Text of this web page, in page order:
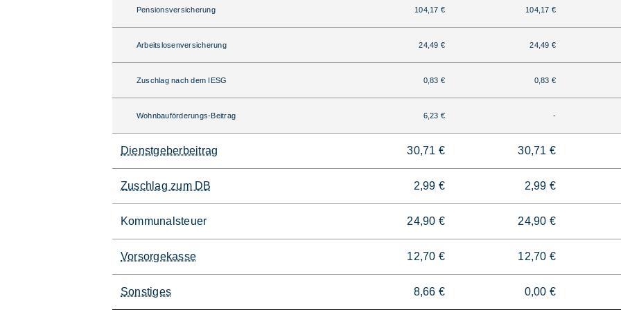
Pensionsversicherung 104,17 € 104,17 €
Arbeitslosenversicherung 24,49 € 24,49 €
Zuschlag nach dem IESG 0,83 € 0,83 €
Wohnbauförderungs-Beitrag 6,23 € -
Dienstgeberbeitrag 30,71 € 30,71 €
Zuschlag zum DB 2,99 € 2,99 €
Kommunalsteuer 24,90 € 24,90 €
Vorsorgekasse 12,70 € 12,70 €
Sonstiges 8,66 € 0,00 €